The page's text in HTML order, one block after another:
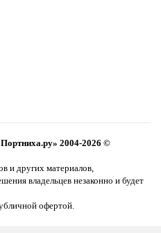
2004-2026 ©
и других материалов,
владельцев незаконно и будет
офертой.